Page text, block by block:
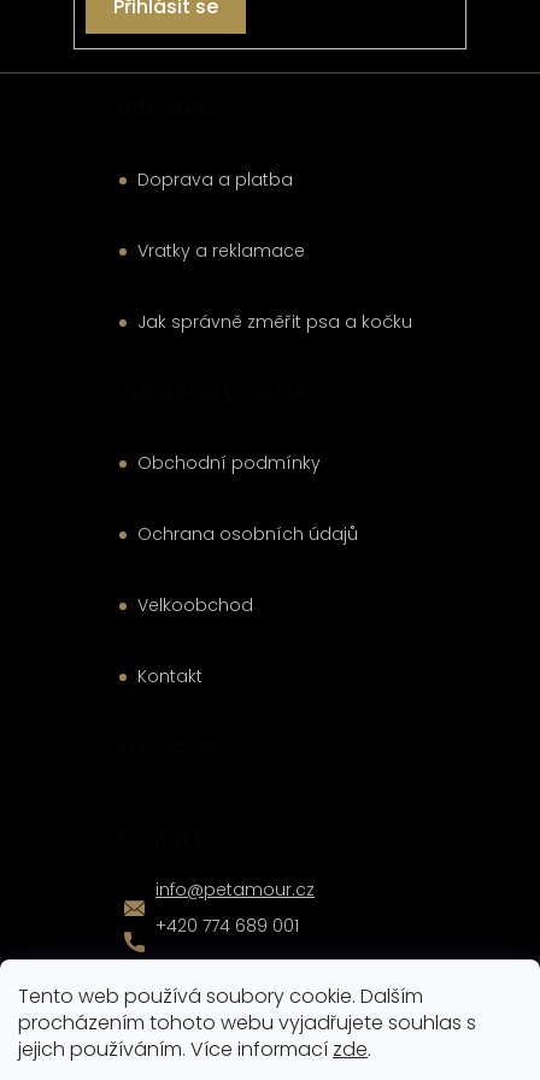
Tento web používá soubory cookie. Dalším
procházením tohoto webu vyjadřujete souhlas s
jejich používáním. Více informací zde.
Přihlásit se
Doprava a platba
Vratky a reklamace
Jak správně změřit psa a kočku
Obchodní podmínky
Ochrana osobních údajů
Velkoobchod
Kontakt
info@petamour.cz
+420 774 689 001